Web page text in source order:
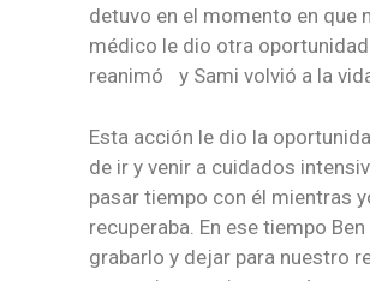
detuvo en el momento en que
médico le dio otra
reanimó y Sami volvió a la
Esta acción le dio la
de ir y venir a cuidados
pasar tiempo con él mientras
recuperaba. En ese tiempo
grabarlo y dejar para nuestro